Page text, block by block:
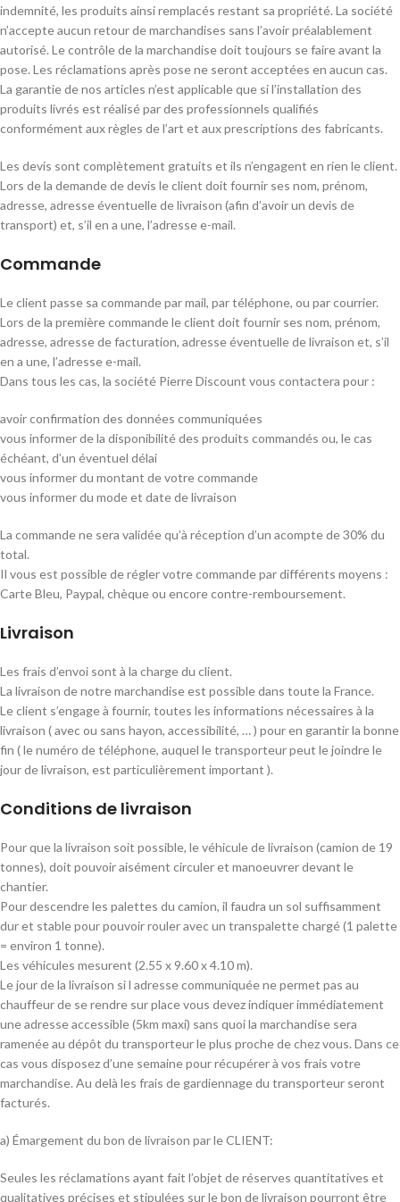
indemnité, les produits ainsi remplacés restant sa propriété. La société
n’accepte aucun retour de marchandises sans l’avoir préalablement
autorisé. Le contrôle de la marchandise doit toujours se faire avant la
pose. Les réclamations après pose ne seront acceptées en aucun cas.
La garantie de nos articles n’est applicable que si l’installation des
produits livrés est réalisé par des professionnels qualifiés
conformément aux règles de l’art et aux prescriptions des fabricants.
Les devis sont complètement gratuits et ils n’engagent en rien le client.
Lors de la demande de devis le client doit fournir ses nom, prénom,
adresse, adresse éventuelle de livraison (afin d’avoir un devis de
transport) et, s’il en a une, l’adresse e-mail.
Commande
Le client passe sa commande par mail, par téléphone, ou par courrier.
Lors de la première commande le client doit fournir ses nom, prénom,
adresse, adresse de facturation, adresse éventuelle de livraison et, s’il
en a une, l’adresse e-mail.
Dans tous les cas, la société Pierre Discount vous contactera pour :
avoir confirmation des données communiquées
vous informer de la disponibilité des produits commandés ou, le cas
échéant, d’un éventuel délai
vous informer du montant de votre commande
vous informer du mode et date de livraison
La commande ne sera validée qu’à réception d’un acompte de 30% du
total.
Il vous est possible de régler votre commande par différents moyens :
Carte Bleu, Paypal, chèque ou encore contre-remboursement.
Livraison
Les frais d’envoi sont à la charge du client.
La livraison de notre marchandise est possible dans toute la France.
Le client s’engage à fournir, toutes les informations nécessaires à la
livraison ( avec ou sans hayon, accessibilité, … ) pour en garantir la bonne
fin ( le numéro de téléphone, auquel le transporteur peut le joindre le
jour de livraison, est particulièrement important ).
Conditions de livraison
Pour que la livraison soit possible, le véhicule de livraison (camion de 19
tonnes), doit pouvoir aisément circuler et manoeuvrer devant le
chantier.
Pour descendre les palettes du camion, il faudra un sol suffisamment
dur et stable pour pouvoir rouler avec un transpalette chargé (1 palette
= environ 1 tonne).
Les véhicules mesurent (2.55 x 9.60 x 4.10 m).
Le jour de la livraison si l adresse communiquée ne permet pas au
chauffeur de se rendre sur place vous devez indiquer immédiatement
une adresse accessible (5km maxi) sans quoi la marchandise sera
ramenée au dépôt du transporteur le plus proche de chez vous. Dans ce
cas vous disposez d’une semaine pour récupérer à vos frais votre
marchandise. Au delà les frais de gardiennage du transporteur seront
facturés.
a) Émargement du bon de livraison par le CLIENT:
Seules les réclamations ayant fait l’objet de réserves quantitatives et
qualitatives précises et stipulées sur le bon de livraison pourront être